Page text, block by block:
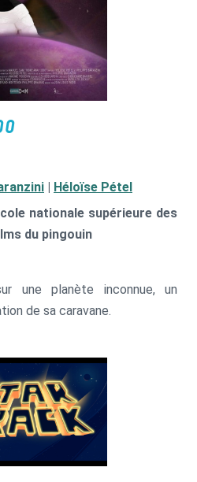
Héloïse Pétel
nationale supérieure des
du pingouin
une planète inconnue, un
de sa caravane.